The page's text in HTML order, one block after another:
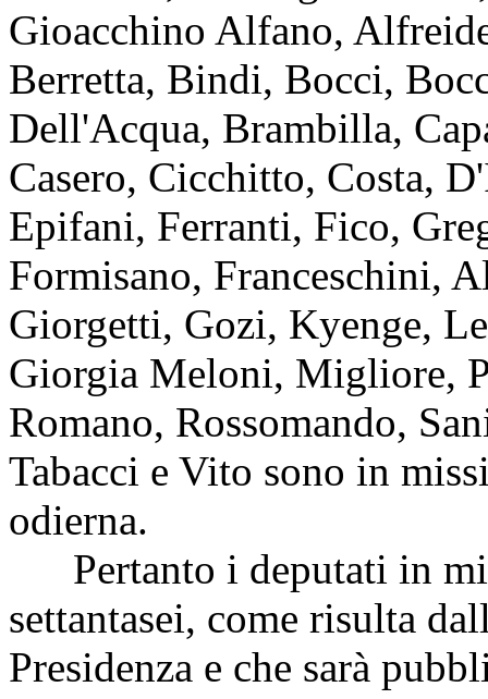
Gioacchino Alfano,
Berretta, Bindi, Bocci,
Dell'Acqua, Brambilla,
Casero, Cicchitto, Costa,
Epifani, Ferranti, Fico,
Formisano, Franceschini,
Giorgetti, Gozi, Kyenge,
Giorgia Meloni, Migliore,
Romano, Rossomando,
Tabacci e Vito sono in
odierna.
Pertanto i deputati in
settantasei, come risulta
Presidenza e che sarà